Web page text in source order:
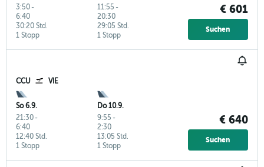
3:50-
6:40
1 Stopp
30:20 Std.
11:55 -
20:30
1 Stopp
29:05 Std.
€ 601
Suchen
CCU VIE
So 6.9.
21:30-
6:40
1 Stopp
12:40 Std.
Do 10.9.
9:55 -
2:30
1 Stopp
13:05 Std.
€ 640
Suchen